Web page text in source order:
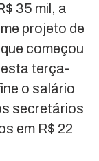
35 mil, a
projeto de
começou
terça-
o salário
secretários
em R$ 22